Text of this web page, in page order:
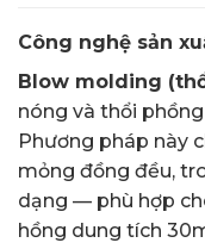
Công nghệ sản
Blow molding
nóng và thổi
Phương pháp này
mỏng đồng đều,
dạng — phù hợp
hồng dung tích